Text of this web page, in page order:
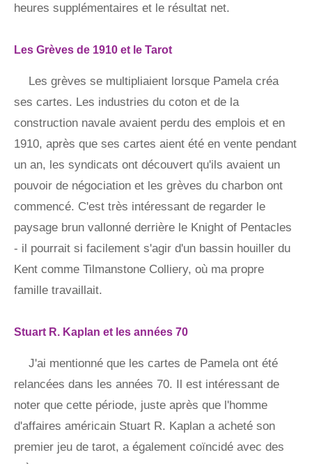
heures supplémentaires et le résultat net.
Les Grèves de 1910 et le Tarot
Les grèves se multipliaient lorsque Pamela créa
ses cartes. Les industries du coton et de la
construction navale avaient perdu des emplois et en
1910, après que ses cartes aient été en vente pendant
un an, les syndicats ont découvert qu'ils avaient un
pouvoir de négociation et les grèves du charbon ont
commencé. C'est très intéressant de regarder le
paysage brun vallonné derrière le Knight of Pentacles
- il pourrait si facilement s'agir d'un bassin houiller du
Kent comme Tilmanstone Colliery, où ma propre
famille travaillait.
Stuart R. Kaplan et les années 70
J'ai mentionné que les cartes de Pamela ont été
relancées dans les années 70. Il est intéressant de
noter que cette période, juste après que l'homme
d'affaires américain Stuart R. Kaplan a acheté son
premier jeu de tarot, a également coïncidé avec des